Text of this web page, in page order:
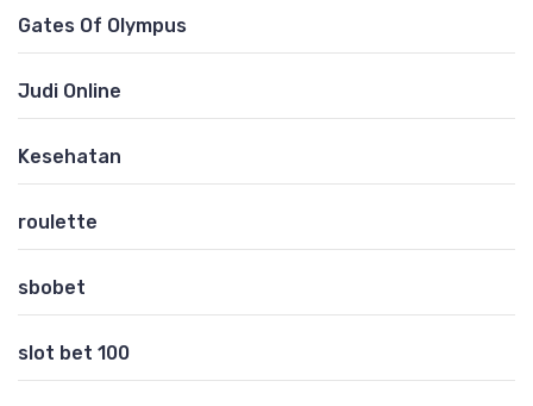
Gates Of Olympus
Judi Online
Kesehatan
roulette
sbobet
slot bet 100